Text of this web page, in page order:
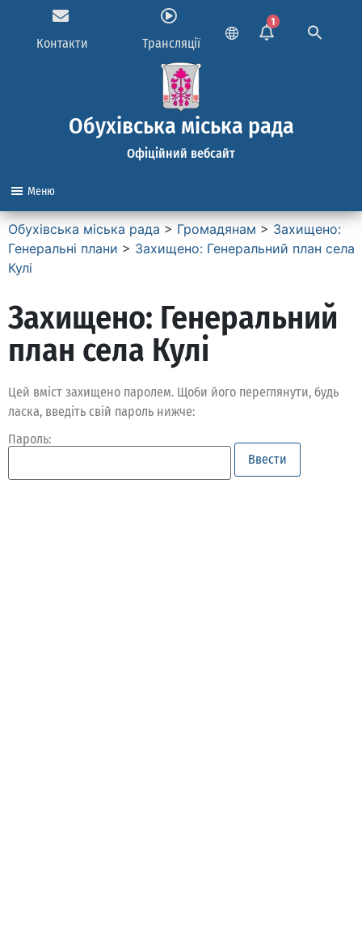
Контакти Трансляції
1
Обухівська міська рада
Офіційний вебсайт
Меню
Обухівська міська рада > Громадянам > Захищено:
Генеральні плани > Захищено: Генеральний план села
Кулі
Захищено: Генеральний
план села Кулі
Цей вміст захищено паролем. Щоби його переглянути, будь
ласка, введіть свій пароль нижче:
Пароль: